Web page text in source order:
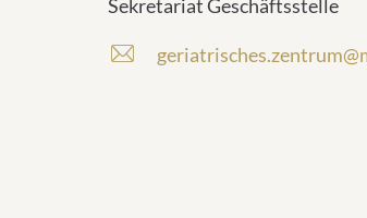
Sekretariat Geschäftsstelle